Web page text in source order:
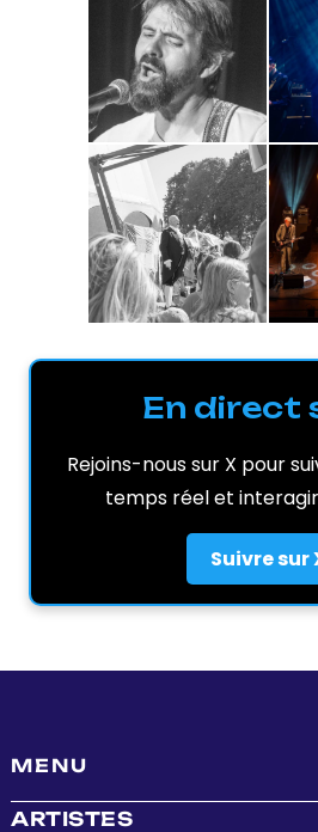
En direct
Rejoins-nous sur X pour
temps réel et
Suivre sur
MENU
ARTISTES